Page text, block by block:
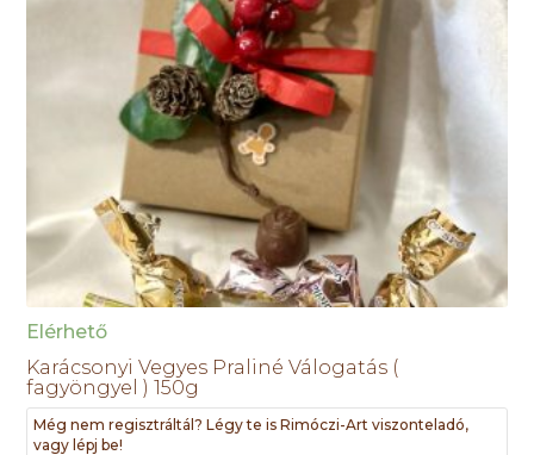
Elérhető
Karácsonyi Vegyes Praliné Válogatás (
fagyöngyel ) 150g
Még nem regisztráltál? Légy te is Rimóczi-Art viszonteladó,
vagy lépj be!